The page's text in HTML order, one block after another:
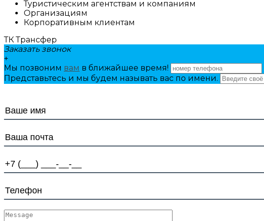
Туристическим агентствам и компаниям
Организациям
Корпоративным клиентам
ТК Трансфер
Заказать звонок
+
Мы позвоним вам в ближайшее время!
Представьтесь и мы будем называть вас по имени.